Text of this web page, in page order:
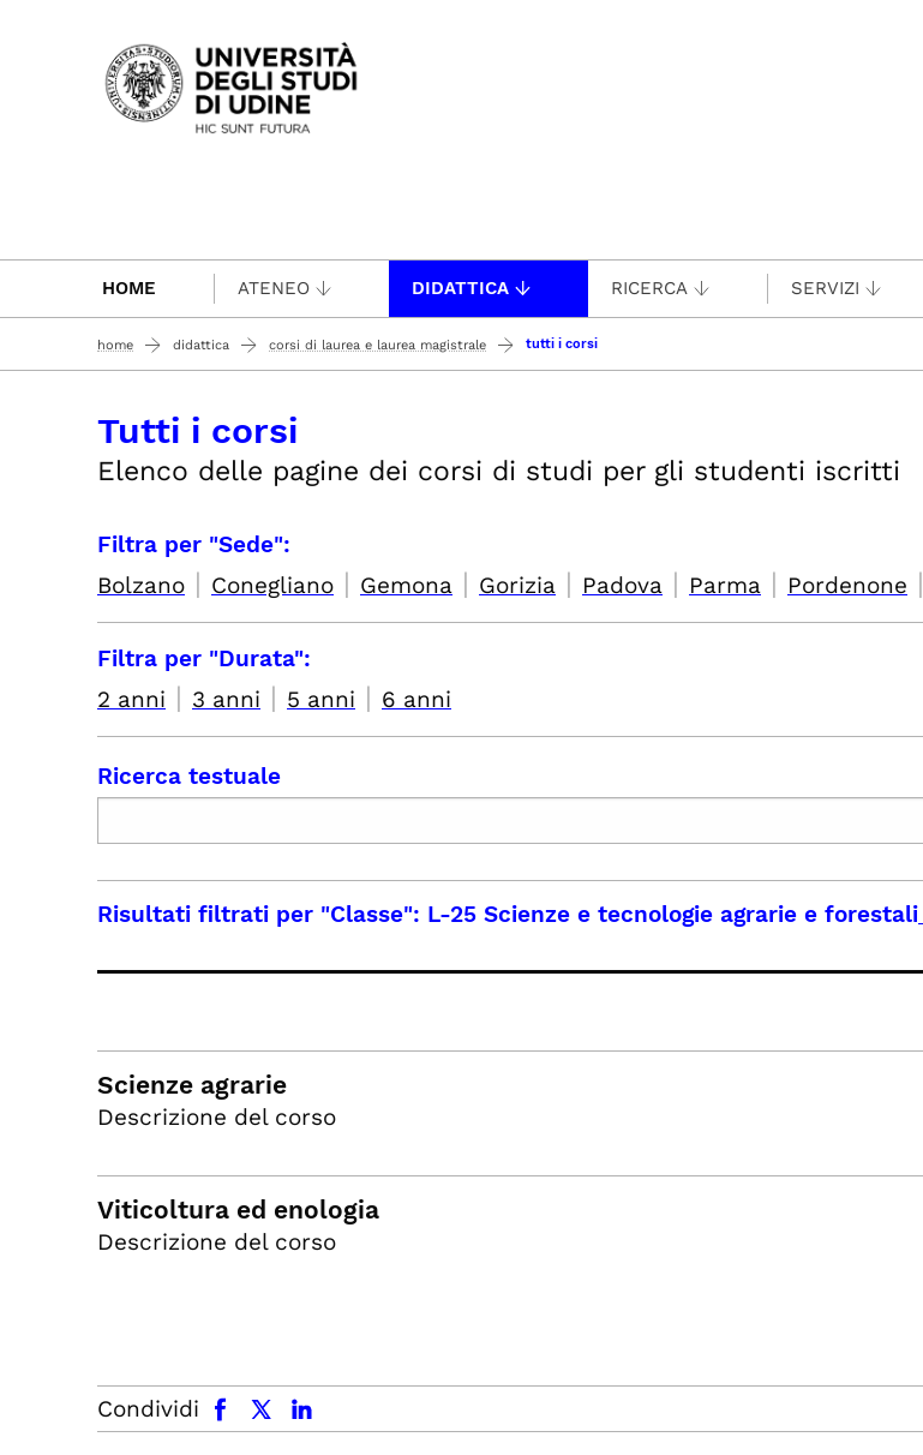
Passa al contenuto principale
HOME ATENEO DIDATTICA RICERCA SERVIZI
home didattica corsi di laurea e laurea magistrale tutti i corsi
Tutti i corsi
Elenco delle pagine dei corsi di studi per gli studenti iscritti
Filtra per "Sede":
Bolzano | Conegliano | Gemona | Gorizia | Padova | Parma | Pordenone |
Filtra per "Durata":
2 anni | 3 anni | 5 anni | 6 anni
Ricerca testuale
Risultati filtrati per "Classe": L-25 Scienze e tecnologie agrarie e forestali
Scienze agrarie
Descrizione del corso
Viticoltura ed enologia
Descrizione del corso
Condividi
facebook x.com linkedin